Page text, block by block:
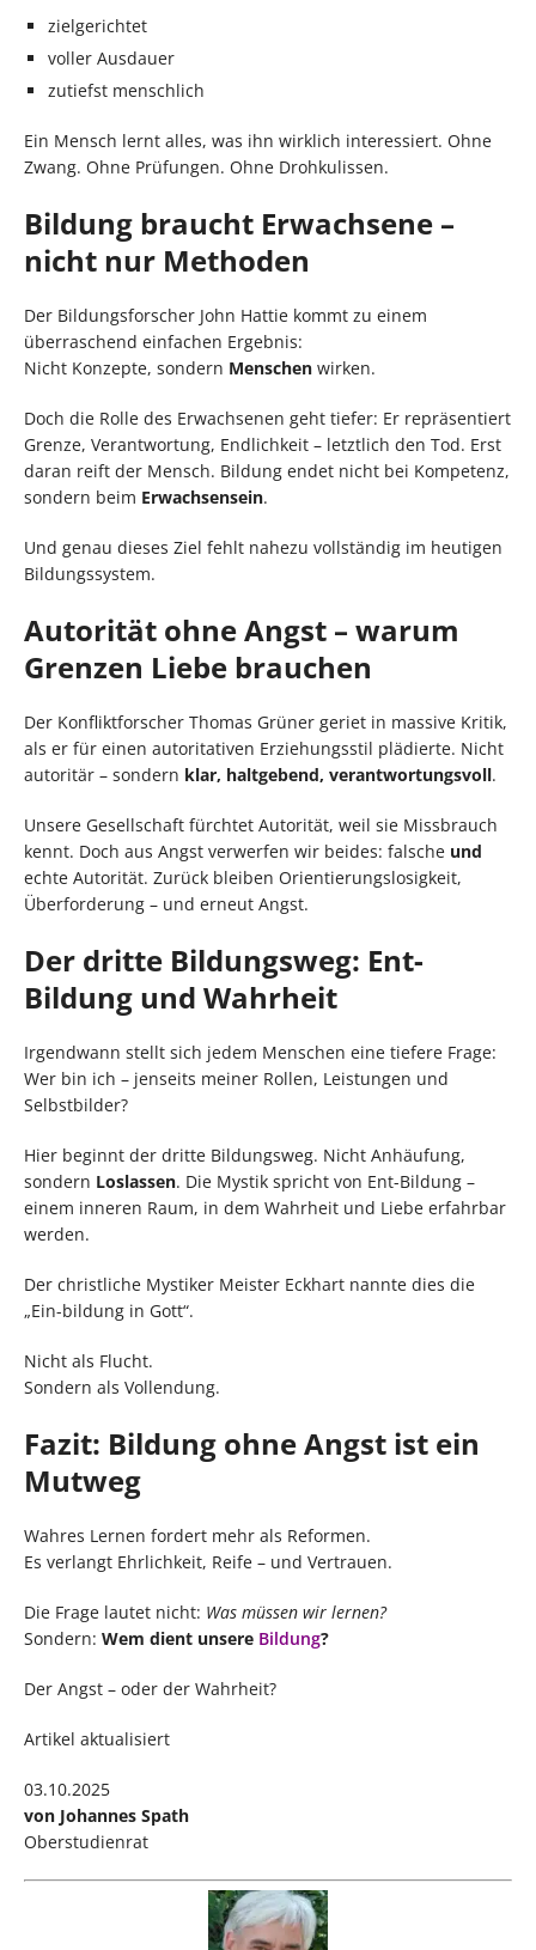
zielgerichtet
voller Ausdauer
zutiefst menschlich
Ein Mensch lernt alles, was ihn wirklich interessiert. Ohne
Zwang. Ohne Prüfungen. Ohne Drohkulissen.
Bildung braucht Erwachsene –
nicht nur Methoden
Der Bildungsforscher John Hattie kommt zu einem
überraschend einfachen Ergebnis:
Nicht Konzepte, sondern Menschen wirken.
Doch die Rolle des Erwachsenen geht tiefer: Er repräsentiert
Grenze, Verantwortung, Endlichkeit – letztlich den Tod. Erst
daran reift der Mensch. Bildung endet nicht bei Kompetenz,
sondern beim Erwachsensein.
Und genau dieses Ziel fehlt nahezu vollständig im heutigen
Bildungssystem.
Autorität ohne Angst – warum
Grenzen Liebe brauchen
Der Konfliktforscher Thomas Grüner geriet in massive Kritik,
als er für einen autoritativen Erziehungsstil plädierte. Nicht
autoritär – sondern klar, haltgebend, verantwortungsvoll.
Unsere Gesellschaft fürchtet Autorität, weil sie Missbrauch
kennt. Doch aus Angst verwerfen wir beides: falsche und
echte Autorität. Zurück bleiben Orientierungslosigkeit,
Überforderung – und erneut Angst.
Der dritte Bildungsweg: Ent-
Bildung und Wahrheit
Irgendwann stellt sich jedem Menschen eine tiefere Frage:
Wer bin ich – jenseits meiner Rollen, Leistungen und
Selbstbilder?
Hier beginnt der dritte Bildungsweg. Nicht Anhäufung,
sondern Loslassen. Die Mystik spricht von Ent-Bildung –
einem inneren Raum, in dem Wahrheit und Liebe erfahrbar
werden.
Der christliche Mystiker Meister Eckhart nannte dies die
„Ein-bildung in Gott“.
Nicht als Flucht.
Sondern als Vollendung.
Fazit: Bildung ohne Angst ist ein
Mutweg
Wahres Lernen fordert mehr als Reformen.
Es verlangt Ehrlichkeit, Reife – und Vertrauen.
Die Frage lautet nicht: Was müssen wir lernen?
Sondern: Wem dient unsere Bildung?
Der Angst – oder der Wahrheit?
Artikel aktualisiert
03.10.2025
von Johannes Spath
Oberstudienrat